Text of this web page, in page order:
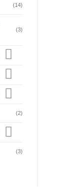
(14)
(3)
(2)
(3)